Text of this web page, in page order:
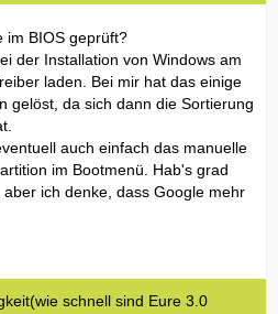
im BIOS geprüft?
der Installation von Windows am
laden. Bei mir hat das einige
gelöst, da sich dann die Sortierung
auch einfach das manuelle
im Bootmenü. Hab's grad
ich denke, dass Google mehr
schnell sind Eure 3.0